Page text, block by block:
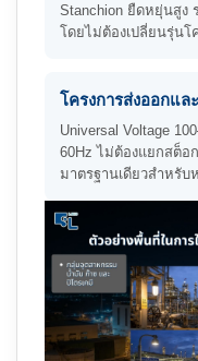
Stanchion ยืดหยุ่นสูง
โดยไม่ต้องเปลี่ยนรุ่นโ
โครงการส่งออกแล
Universal Voltage
60Hz ไม่ต้องแยกสต็อ
มาตรฐานเดียวสำหรับ